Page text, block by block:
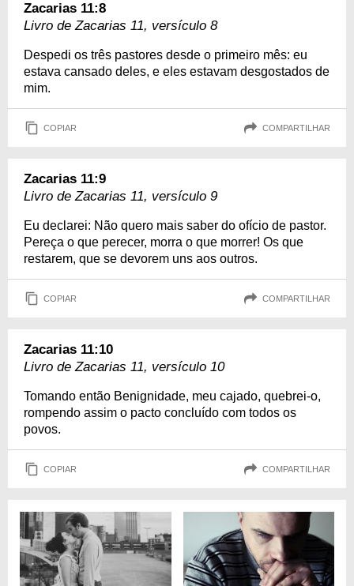
Zacarias 11:8
Livro de Zacarias 11, versículo 8
Despedi os três pastores desde o primeiro mês: eu
estava cansado deles, e eles estavam desgostados de
mim.
COPIAR COMPARTILHAR
Zacarias 11:9
Livro de Zacarias 11, versículo 9
Eu declarei: Não quero mais saber do ofício de pastor.
Pereça o que perecer, morra o que morrer! Os que
restarem, que se devorem uns aos outros.
COPIAR COMPARTILHAR
Zacarias 11:10
Livro de Zacarias 11, versículo 10
Tomando então Benignidade, meu cajado, quebrei-o,
rompendo assim o pacto concluído com todos os
povos.
COPIAR COMPARTILHAR